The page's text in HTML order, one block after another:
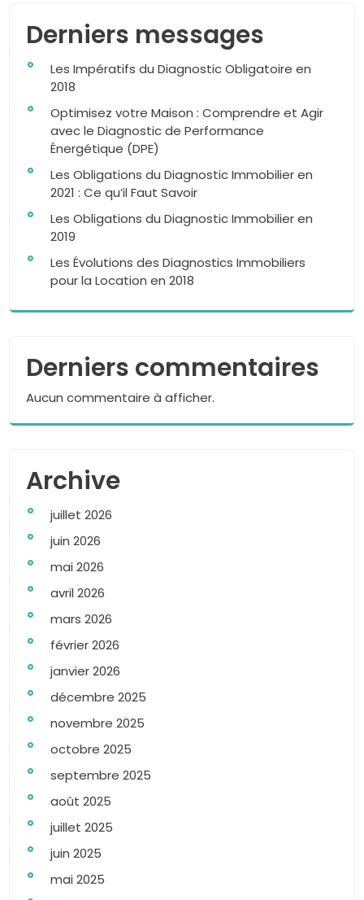
Derniers messages
Les Impératifs du Diagnostic Obligatoire en
2018
Optimisez votre Maison : Comprendre et Agir
avec le Diagnostic de Performance
Énergétique (DPE)
Les Obligations du Diagnostic Immobilier en
2021 : Ce qu’il Faut Savoir
Les Obligations du Diagnostic Immobilier en
2019
Les Évolutions des Diagnostics Immobiliers
pour la Location en 2018
Derniers commentaires
Aucun commentaire à afficher.
Archive
juillet 2026
juin 2026
mai 2026
avril 2026
mars 2026
février 2026
janvier 2026
décembre 2025
novembre 2025
octobre 2025
septembre 2025
août 2025
juillet 2025
juin 2025
mai 2025